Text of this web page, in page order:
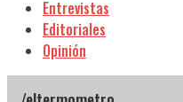
Entrevistas
Editoriales
Opinión